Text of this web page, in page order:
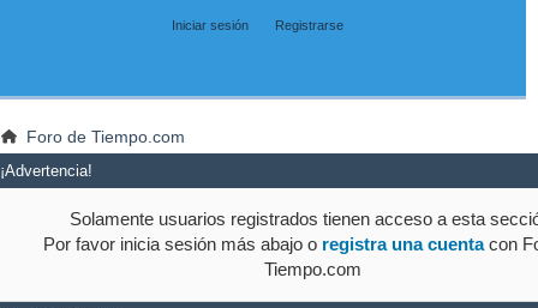
Iniciar sesión Registrarse
Foro de Tiempo.com
¡Advertencia!
Solamente usuarios registrados tienen acceso a esta
Por favor inicia sesión más abajo o registra una cuentacon
Tiempo.com